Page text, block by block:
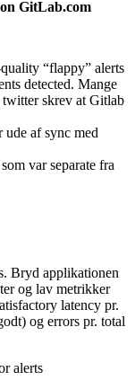
GitLab.com
“flappy” alerts
detected. Mange
skrev at Gitlab
af sync med
var separate fra
Bryd applikationen
og lav metrikker
latency pr.
og errors pr. total
alerts